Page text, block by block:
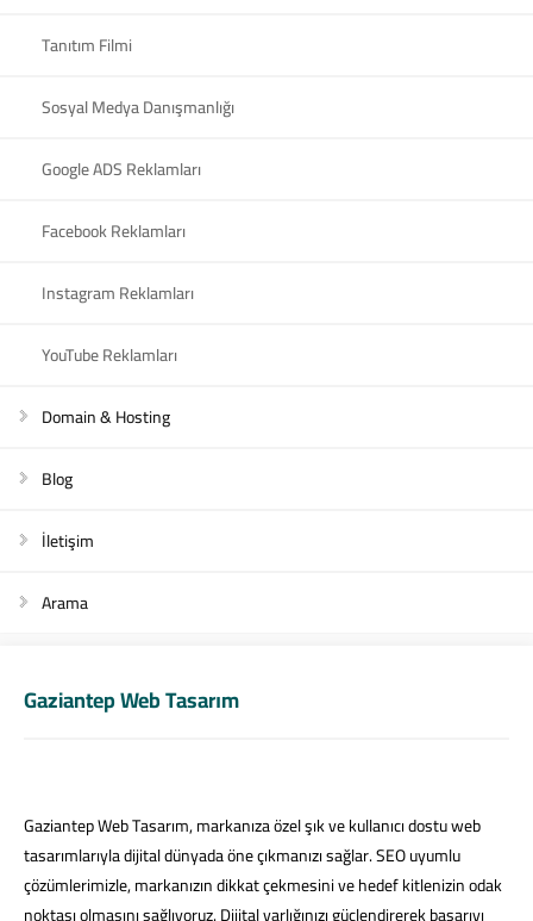
Tanıtım Filmi
Sosyal Medya Danışmanlığı
Google ADS Reklamları
Facebook Reklamları
Instagram Reklamları
YouTube Reklamları
Domain & Hosting
Blog
İletişim
Arama
Gaziantep Web Tasarım
Gaziantep Web Tasarım, markanıza özel şık ve kullanıcı dostu web
tasarımlarıyla dijital dünyada öne çıkmanızı sağlar. SEO uyumlu
çözümlerimizle, markanızın dikkat çekmesini ve hedef kitlenizin odak
noktası olmasını sağlıyoruz. Dijital varlığınızı güçlendirerek başarıyı